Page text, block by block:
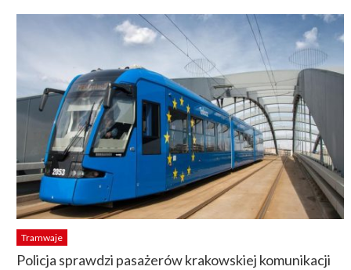
Tramwaje
Policja sprawdzi pasażerów krakowskiej komunikacji